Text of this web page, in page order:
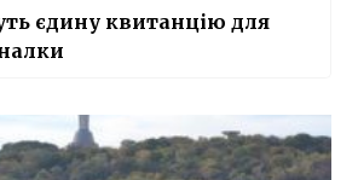
єдину квитанцію для